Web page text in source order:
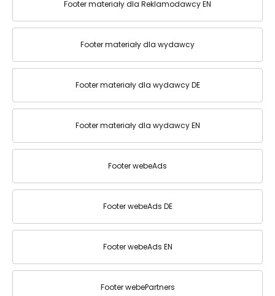
Footer materiały dla Reklamodawcy EN
Footer materiały dla wydawcy
Footer materiały dla wydawcy DE
Footer materiały dla wydawcy EN
Footer webeAds
Footer webeAds DE
Footer webeAds EN
Footer webePartners